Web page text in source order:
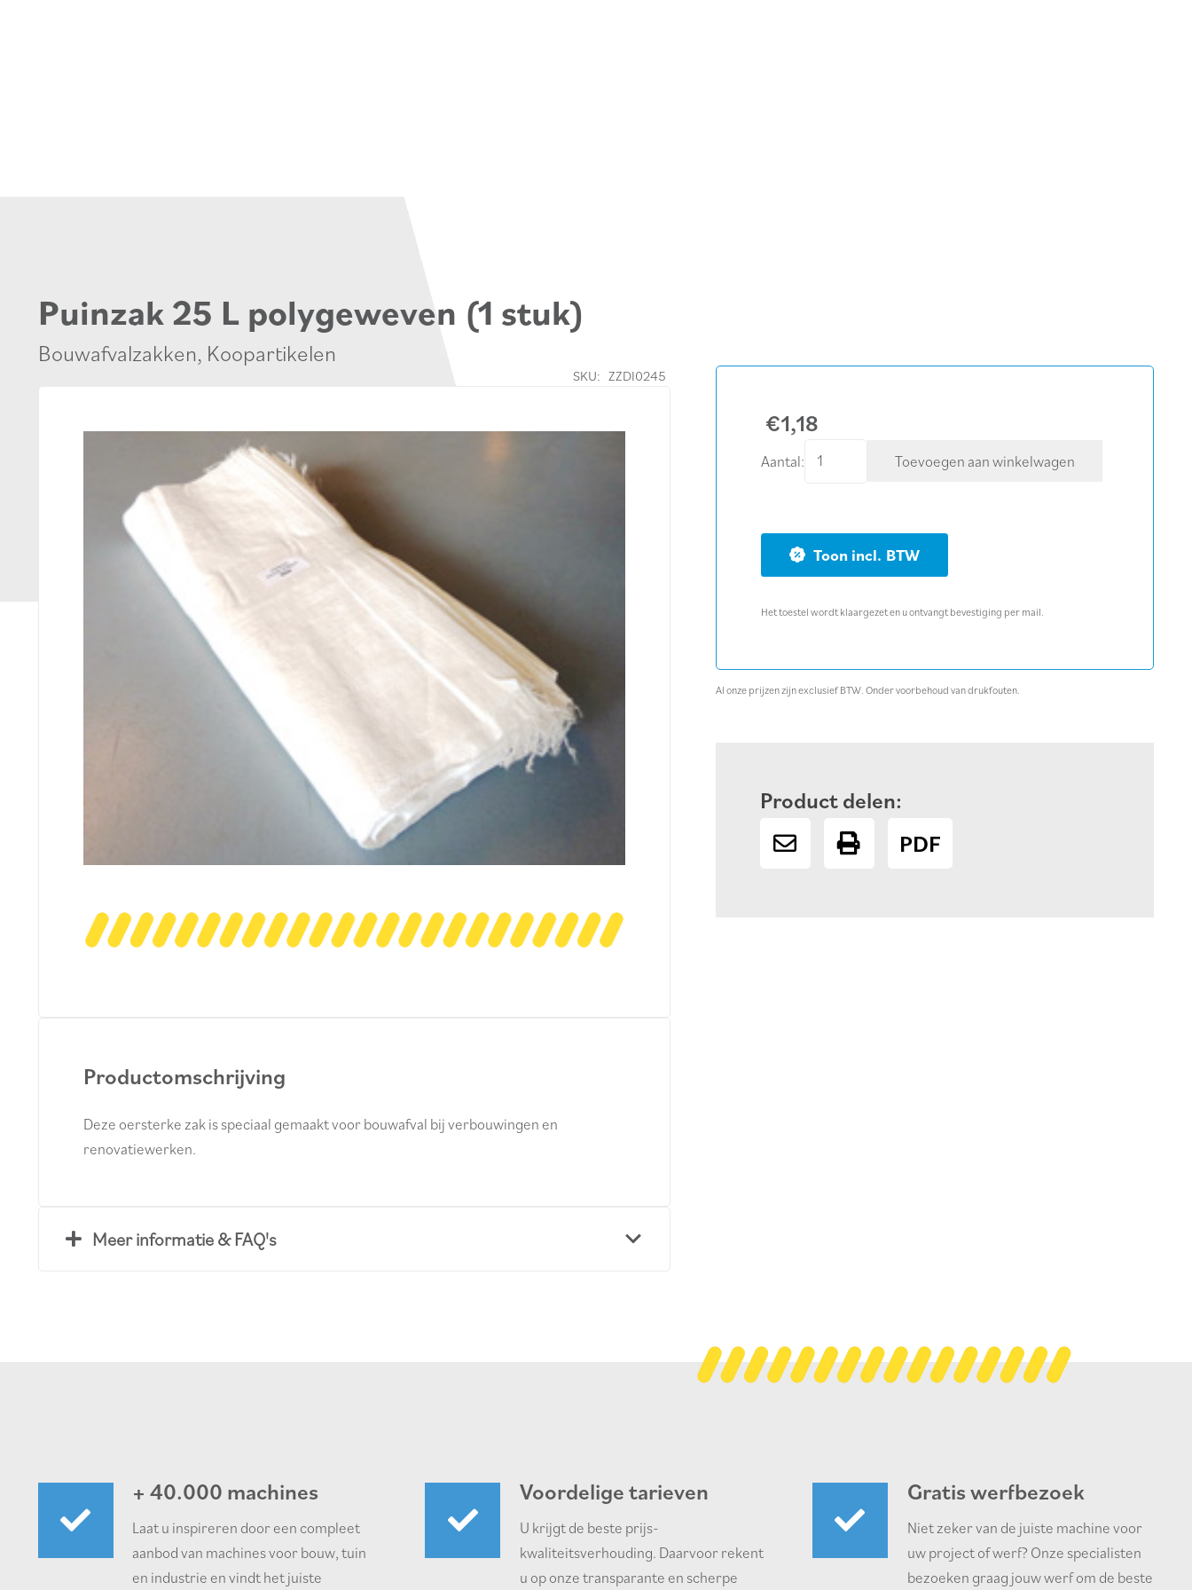
Puinzak 25 L polygeweven (1 stuk)
Bouwafvalzakken, Koopartikelen
SKU: ZZDI0245
Productomschrijving
Deze oersterke zak is speciaal gemaakt voor bouwafval bij verbouwingen en
renovatiewerken.
Meer informatie & FAQ's
€1,18
Aantal:
Puinzak
(1
stuk)
Toevoegen aan winkelwagen
BTW
Het toestel wordt klaargezet en u ontvangt bevestiging per mail.
Al onze prijzen zijn exclusief BTW. Onder voorbehoud van drukfouten.
Product delen:
PDF
+ 40.000 machines
Laat u inspireren door een compleet
aanbod van machines voor bouw, tuin
en industrie en vindt het juiste
Voordelige tarieven
U krijgt de beste prijs-
kwaliteitsverhouding. Daarvoor rekent
u op onze transparante en scherpe
Gratis werfbezoek
Niet zeker van de juiste machine voor
uw project of werf? Onze specialisten
bezoeken graag jouw werf om de beste